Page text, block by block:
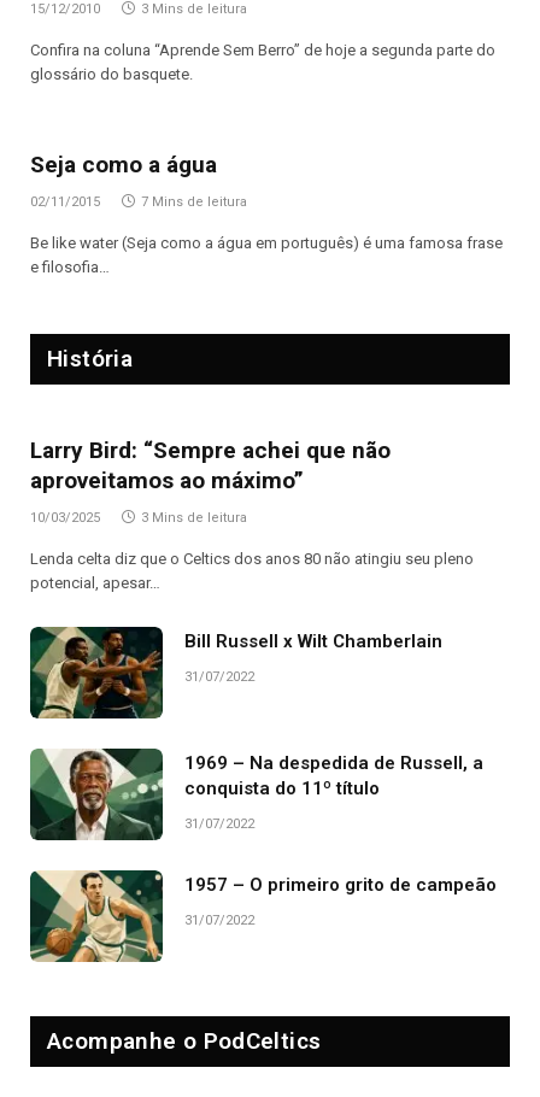
15/12/2010 3 Mins de leitura
Confira na coluna “Aprende Sem Berro” de hoje a segunda parte do
glossário do basquete.
Seja como a água
02/11/2015 7 Mins de leitura
Be like water (Seja como a água em português) é uma famosa frase
e filosofia…
História
Larry Bird: “Sempre achei que não
aproveitamos ao máximo”
10/03/2025 3 Mins de leitura
Lenda celta diz que o Celtics dos anos 80 não atingiu seu pleno
potencial, apesar…
Bill Russell x Wilt Chamberlain
31/07/2022
1969 – Na despedida de Russell, a
conquista do 11º título
31/07/2022
1957 – O primeiro grito de campeão
31/07/2022
Acompanhe o PodCeltics